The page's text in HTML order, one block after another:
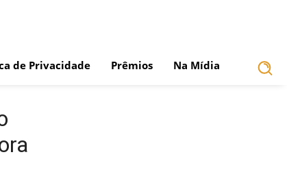
de Privacidade Prêmios Na Mídia